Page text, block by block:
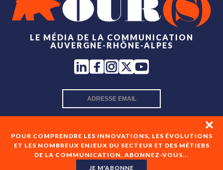
POUR COMPRENDRE LES INNOVATIONS, LES ÉVOLUTIONS
ET LES NOMBREUX ENJEUX DU SECTEUR ET DES MÉTIERS
DE LA COMMUNICATION, ABONNEZ-VOUS...
JE M'ABONNE
LE MÉDIA DE LA COMMUNICATION
AUVERGNE-RHÔNE-ALPES
En cochant cette case, je consens à recevoir les newsletters